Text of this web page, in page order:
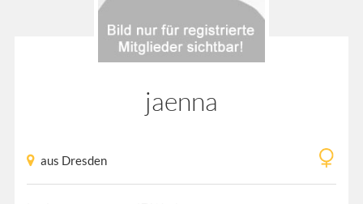
jaenna
aus Dresden